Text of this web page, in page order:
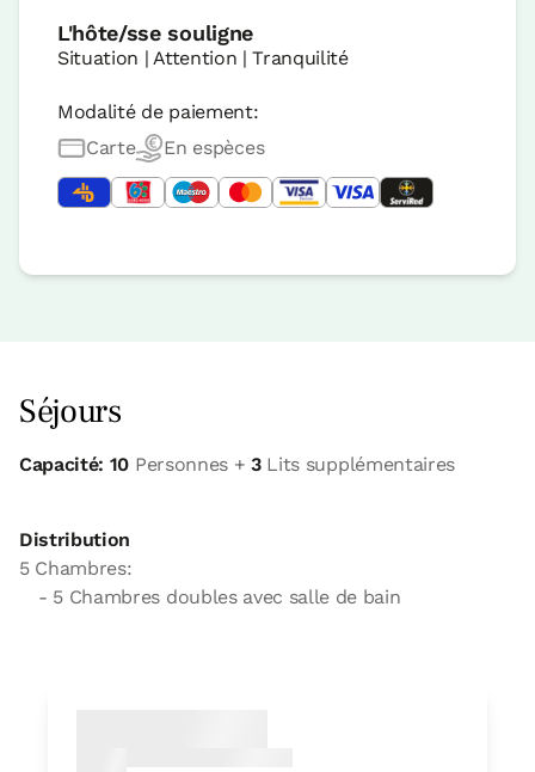
L'hôte/sse souligne
Situation | Attention | Tranquilité
Modalité de paiement:
Carte
En espèces
Séjours
Capacité: 10 Personnes +3Lits supplémentaires
Distribution
5 Chambres:
- 5 Chambres doubles avec salle de bain